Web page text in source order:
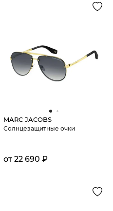
MARC JACOBS
Солнцезащитные очки
от 22 690 ₽